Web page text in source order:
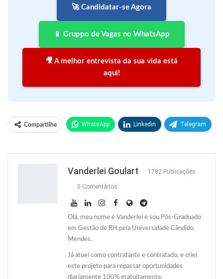
🚀 Candidatar-se Agora
📱 Gruppo de Vagas no WhatsApp
🎥 A melhor entrevista da sua vida está
aqui!
Compartilhe WhatsApp Linkedin Telegram
Vanderlei Goulart 1782 Publicações
0 Comentários
Olá, meu nome é Vanderlei e sou Pós-Graduado
em Gestão de RH pela Universidade Cândido
Mendes.
Já atuei como contratante e contratado, e criei
este projeto para repassar oportunidades
diariamente 100% gratuitamente.